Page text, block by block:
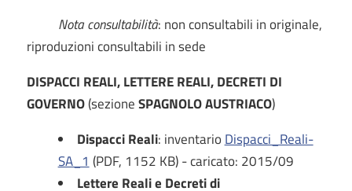
Nota consultabilità: non consultabili in originale,
riproduzioni consultabili in sede
DISPACCI REALI, LETTERE REALI, DECRETI DI
GOVERNO(sezioneSPAGNOLO AUSTRIACO)
Dispacci Reali: inventario Dispacci_Reali-
SA_1 (PDF, 1152 KB) - caricato: 2015/09
Lettere Reali e Decreti di